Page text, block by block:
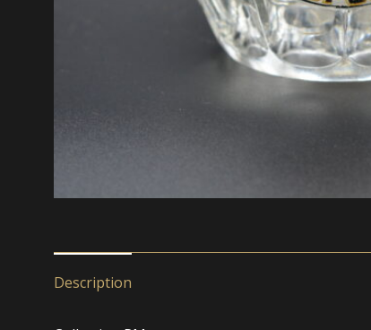
Description